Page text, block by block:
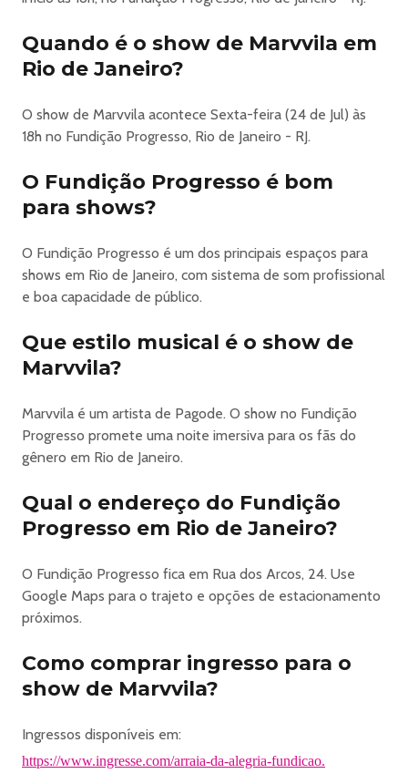
Fundição
No dia 24 de julho, a Fundição Progresso recebe o Arraiá
da Alegria com shows completos de Sorriso Maroto e
clima junino. A festa conta ainda com barraquinhas de
comidas típicas e brincadeiras, transformando a Lapa em
um grande arraial urbano.
Serviço:
Data: 24 de julho (sexta-feira)
Rua dos Arcos, 24, Lapa – Rio de Janeiro/RJ
Abertura da casa: 21h
Mais informações: www.fundicaoprogresso.com.br
acompanhados pelos pais ou responsável legal.
Ingresso Solidário: Pague meia-entrada mediante a
no dia do evento. A doação é obrigatória nesta
modalidade.
Quando é o show de Marvvila em
Rio de Janeiro?
O show de Marvvila acontece Sexta-feira (24 de Jul) às
18h no Fundição Progresso, Rio de Janeiro - RJ.
O Fundição Progresso é bom
para shows?
O Fundição Progresso é um dos principais espaços para
shows em Rio de Janeiro, com sistema de som profissional
e boa capacidade de público.
Que estilo musical é o show de
Marvvila?
Marvvila é um artista de Pagode. O show no Fundição
Progresso promete uma noite imersiva para os fãs do
gênero em Rio de Janeiro.
Qual o endereço do Fundição
Progresso em Rio de Janeiro?
O Fundição Progresso fica em Rua dos Arcos, 24. Use
Google Maps para o trajeto e opções de estacionamento
próximos.
Como comprar ingresso para o
show de Marvvila?
Ingressos disponíveis em:
https://www.ingresse.com/arraia-da-alegria-fundicao.